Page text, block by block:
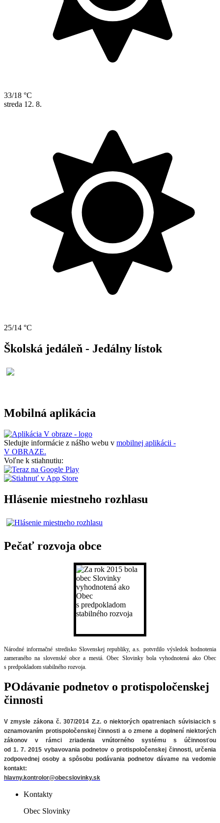
33/18 °C
streda 12. 8.
25/14 °C
Školská jedáleň - Jedálny lístok
Mobilná aplikácia
Sledujte informácie z nášho webu v mobilnej aplikácii -
V OBRAZE.
Voľne k stiahnutiu:
Hlásenie miestneho rozhlasu
Pečať rozvoja obce
Národné informačné stredisko Slovenskej republiky, a.s. potvrdilo výsledok hodnotenia
zameraného na slovenské obce a mestá. Obec Slovinky bola vyhodnotená ako Obec
s predpokladom stabilného rozvoja.
POdávanie podnetov o protispoločenskej
činnosti
V zmysle zákona č. 307/2014 Z.z. o niektorých opatreniach súvisiacich s
oznamovaním protispoločenskej činnosti a o zmene a doplnení niektorých
zákonov v rámci zriadenia vnútorného systému s účinnosťou
od 1. 7. 2015 vybavovania podnetov o protispoločenskej činnosti, určenia
zodpovednej osoby a spôsobu podávania podnetov dávame na vedomie
kontakt:
hlavny.kontrolor@obecslovinky.sk
Kontakty
Obec Slovinky